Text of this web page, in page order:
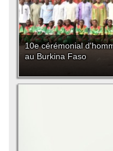
10e cérémonial
au Burkina Faso